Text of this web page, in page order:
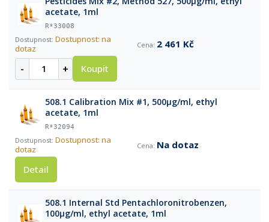
acetate, 1ml
R*33008
Dostupnost: na
dotaz
2 461 Kč
- + Koupit
508.1 Calibration Mix #1, 500µg/ml, ethyl
acetate, 1ml
R*32094
Dostupnost: na
dotaz
Na dotaz
Detail
508.1 Internal Std Pentachloronitrobenzen,
100µg/ml, ethyl acetate, 1ml